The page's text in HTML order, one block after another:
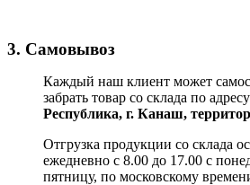
3. Самовывоз
Каждый наш клиент может
забрать товар со склада по
Республика, г. Канаш,
Отгрузка продукции со склада
ежедневно с 8.00 до 17.00 с
пятницу, по московскому